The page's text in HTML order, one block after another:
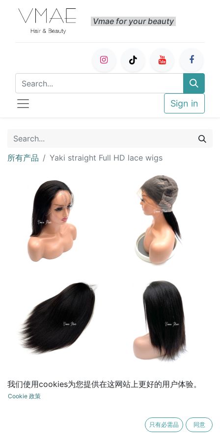
Vmae for your beauty
Sign in
所有产品 Yaki straight Full HD lace wigs
Yaki straight Full HD lace wigs
我们使用cookies为您提供在这网站上更好的用户体验。
Cookie 政策
只有必需品 同意